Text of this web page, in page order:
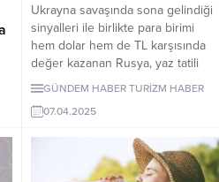
Ukrayna savaşında sona gelindiği
sinyalleri ile birlikte para birimi
hem dolar hem de TL karşısında
değer kazanan Rusya, yaz tatili
planlarına başladı. Zorlu bir kışın
turistlerle hızlı karşılamaya
hazırlanıyor.
GÜNDEM HABER TURİZM HABER
07.04.2025